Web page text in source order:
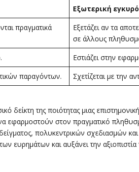
Εξωτερική
πραγματικά
Εξετάζει αν τα
σε άλλους
Εστιάζει στην
παραγόντων.
Σχετίζεται με την
δείκτη της ποιότητας μιας
εφαρμοστούν στον πραγματικό
πολυκεντρικών σχεδιασμών
ευρημάτων και αυξάνει την